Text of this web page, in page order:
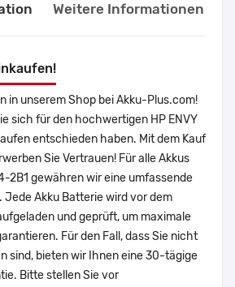
Weitere Informationen
in unserem Shop bei Akku-Plus.com!
sich für den hochwertigen HP ENVY
entschieden haben. Mit dem Kauf
Sie Vertrauen! Für alle Akkus
2B1 gewähren wir eine umfassende
Jede Akku Batterie wird vor dem
und geprüft, um maximale
Für den Fall, dass Sie nicht
sind, bieten wir Ihnen eine 30-tägige
Bitte stellen Sie vor